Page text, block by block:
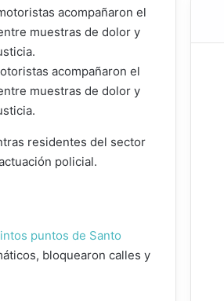
acompañaron el
muestras de dolor y
residentes del sector
policial.
puntos de Santo
bloquearon calles y